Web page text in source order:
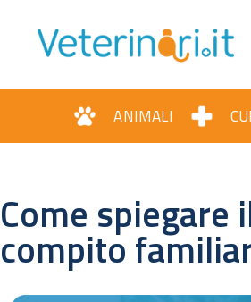
ANIMALI
Come spiegare
compito